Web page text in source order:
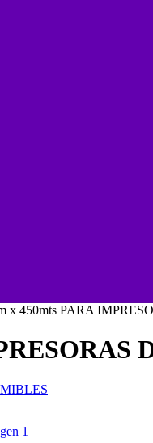
x 450mts PARA